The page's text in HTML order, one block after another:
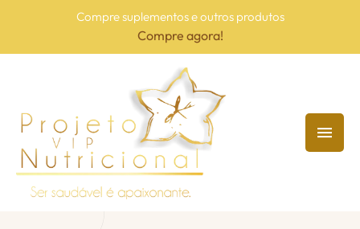
Compre suplementos e outros produtos
Compre agora!